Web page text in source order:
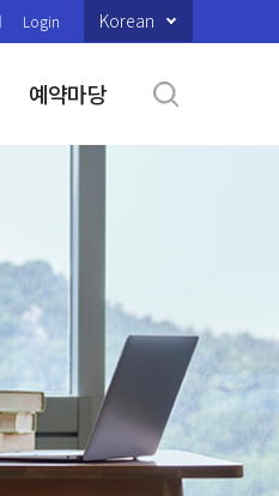
Login Korean
예약마당